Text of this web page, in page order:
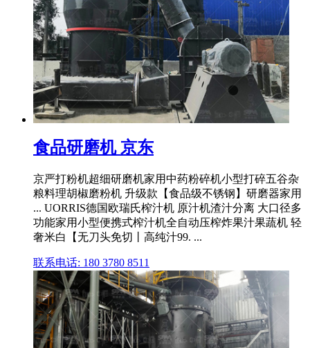
食品研磨机 京东
京严打粉机超细研磨机家用中药粉碎机小型打碎五谷杂
粮料理胡椒磨粉机 升级款【食品级不锈钢】研磨器家用
... UORRIS德国欧瑞氏榨汁机 原汁机渣汁分离 大口径多
功能家用小型便携式榨汁机全自动压榨炸果汁果蔬机 轻
奢米白【无刀头免切丨高纯汁99. ...
联系电话: 180 3780 8511